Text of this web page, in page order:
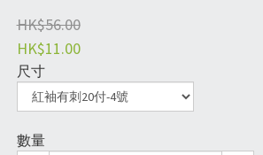
HK$56.00
HK$11.00
尺寸
數量